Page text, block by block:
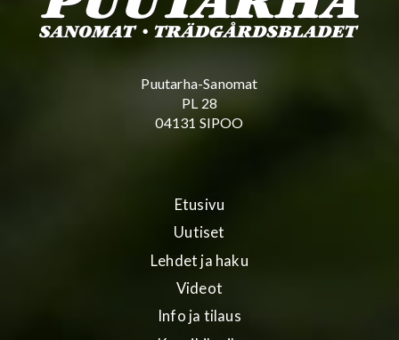
Puutarha-Sanomat
PL 28
04131 SIPOO
Etusivu
Uutiset
Lehdet ja haku
Videot
Info ja tilaus